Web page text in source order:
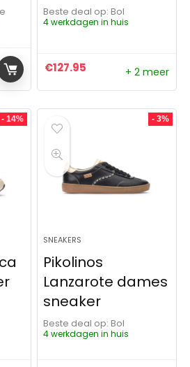
was: €120.95.
is: €119.95.
Beste deal op:
Bol
4 werkdagen in huis
€127.95 + 2 meer
- 14% - 3%
SNEAKERS
Pikolinos
Lanzarote dames
sneaker
Beste deal op:
Bol
4 werkdagen in huis